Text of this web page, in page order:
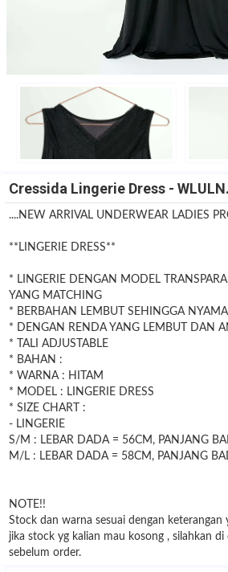
Cressida Lingerie Dress -
....NEW ARRIVAL UNDERWEAR LADIES
**LINGERIE DRESS**
* LINGERIE DENGAN MODEL
YANG MATCHING
* BERBAHAN LEMBUT SEHINGGA
* DENGAN RENDA YANG LEMBUT DAN
* TALI ADJUSTABLE
* BAHAN :
* WARNA : HITAM
* MODEL : LINGERIE DRESS
* SIZE CHART :
- LINGERIE
S/M : LEBAR DADA = 56CM, PANJANG
M/L : LEBAR DADA = 58CM, PANJANG
NOTE!!
Stock dan warna sesuai dengan keterangan
jika stock yg kalian mau kosong , silahkan
sebelum order.